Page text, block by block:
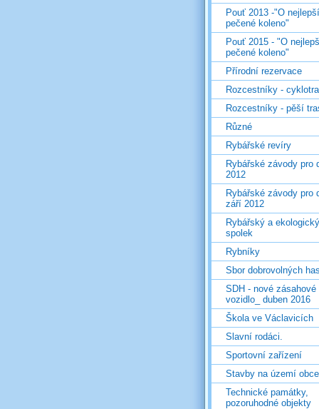
Pouť 2013 -"O nejlepší
pečené koleno"
Pouť 2015 - "O
pečené koleno"
Přírodní rezervace
Rozcestníky -
Rozcestníky - pěší
Různé
Rybářské revíry
Rybářské závody pro
2012
Rybářské závody pro
září 2012
Rybářský a ekologický
spolek
Rybníky
Sbor dobrovolných
SDH - nové zásahové
vozidlo_ duben 2016
Škola ve Václavicích
Slavní rodáci.
Sportovní zařízení
Stavby na území obce
Technické památky,
pozoruhodné objekty